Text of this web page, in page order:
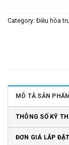
Category: Điều hòa
MÔ TẢ SẢN PHẨM
THÔNG SỐ KỸ
ĐƠN GIÁ LẮP ĐẶT